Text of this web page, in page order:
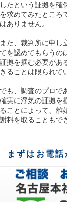
したという証拠を確
を求めてみたところ
はありません。
また、裁判所に申し
てを認めてもらうの
証拠を掴む必要があ
きることは限られて
でも、調査のプロで
確実に浮気の証拠を
ることによって、離
謝料を取ることもで
まずはお電